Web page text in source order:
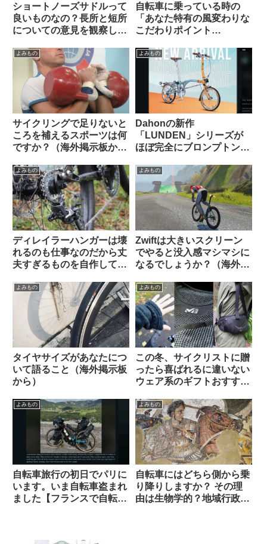
ショートノーズサドルって
良いものなの？長所と短所
についての意見を観察して
自転車に乗っている時の
「あなた特有の風変わりな
こだわりポイント
ください（海外掲示板か
よみもの
サイクリングで足りないと
ころを補えるスポーツは何
ですか？（海外掲示板か
よみもの
Dahonの新作
「LUNDEN」シリーズが
ほぼ完全にブロンプトンな
【Brompton vs.
Brompnot 最終戦争へ】
よみもの
ディレイラーハンガーは壊
れるのも仕事なのだから丈
夫すぎるものを自作しては
ら）
よみもの
Zwiftは大きいスクリーン
でやると没入感マシマシに
なるでしょうか？（海外掲
よみもの
タイヤサイズがあなたにつ
いて語ること（海外掲示板
から）
よみもの
この冬、サイクリストに贈
ったら喜ばれるに違いない
ウェア系のギフトおすすめ
ものから】
よみもの
自転車旅行の初日でパリに
います。いま自転車盗まれ
ました【フランスで自転車
よみもの
自転車にはどちら側から乗
り降りしますか？ その理
由は生物学的？地域行政